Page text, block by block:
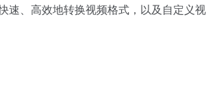
、高效地转换视频格式，以及自定义